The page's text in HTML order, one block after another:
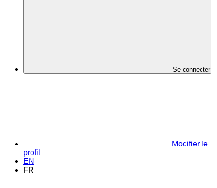
Se connecter
Modifier le
profil
EN
FR